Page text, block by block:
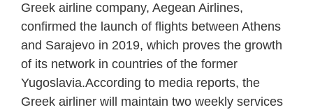
Greek airline company, Aegean Airlines,
confirmed the launch of flights between Athens
and Sarajevo in 2019, which proves the growth
of its network in countries of the former
Yugoslavia.According to media reports, the
Greek airliner will maintain two weekly services